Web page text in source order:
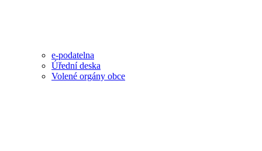
e-podatelna
Úřední deska
Volené orgány obce